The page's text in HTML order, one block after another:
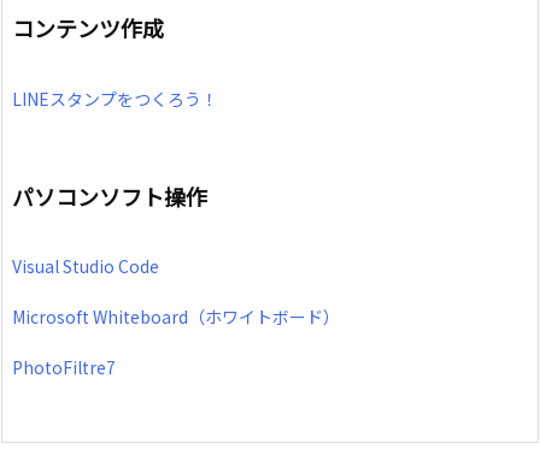
コンテンツ作成
LINEスタンプをつくろう！
パソコンソフト操作
Visual Studio Code
Microsoft Whiteboard（ホワイトボード）
PhotoFiltre7